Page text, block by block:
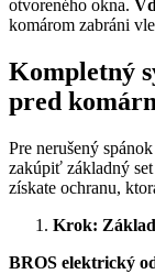
otvoreného okna.
komárom zabráni
Kompletný
pred
Pre nerušený
zakúpiť základný
získate ochranu,
Krok:
BROS elektrický